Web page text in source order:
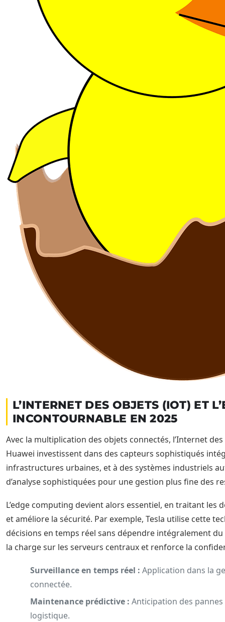
L’INTERNET DES OBJETS (IOT) ET
INCONTOURNABLE EN 2025
Avec la multiplication des objets connectés, l’Internet
Huawei investissent dans des capteurs sophistiqués
infrastructures urbaines, et à des systèmes industriels
d’analyse sophistiquées pour une gestion plus fine des
L’edge computing devient alors essentiel, en traitant
et améliore la sécurité. Par exemple, Tesla utilise cette
décisions en temps réel sans dépendre intégralement
la charge sur les serveurs centraux et renforce la
Surveillance en temps réel : Application dans la
connectée.
Maintenance prédictive : Anticipation des
logistique.